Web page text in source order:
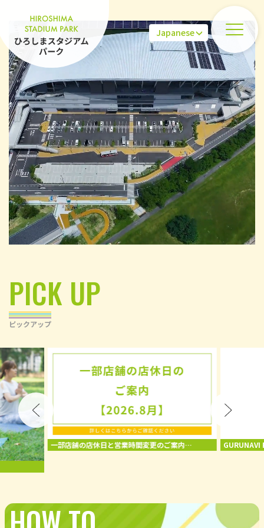
PICK UP
ピックアップ
一部店舗の店休日と営業時間変更のご案内
【2026.8月】 2026年7月